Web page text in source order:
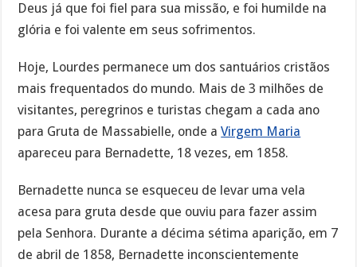
Deus já que foi fiel para sua missão, e foi humilde na
glória e foi valente em seus sofrimentos.
Hoje, Lourdes permanece um dos santuários cristãos
mais frequentados do mundo. Mais de 3 milhões de
visitantes, peregrinos e turistas chegam a cada ano
para Gruta de Massabielle, onde aVirgem Maria
apareceu para Bernadette, 18 vezes, em 1858.
Bernadette nunca se esqueceu de levar uma vela
acesa para gruta desde que ouviu para fazer assim
pela Senhora. Durante a décima sétima aparição, em 7
de abril de 1858, Bernadette inconscientemente